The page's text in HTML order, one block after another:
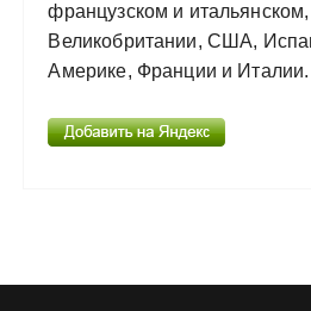
французском и
Великобритании, США,
Америке, Франции и Италии.